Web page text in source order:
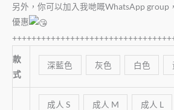
另外，你可以加入我哋嘅WhatsApp group
優惠
款
式
深藍色 灰色 白色
成人 S 成人 M 成人 L